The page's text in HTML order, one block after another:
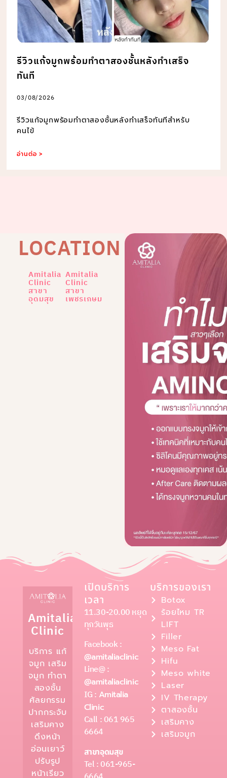
รีวิวแก้จมูกพร้อมทำตาสองชั้นหลังทำเสร็จ
ทันที
03/08/2026
รีวิวแก้จมูกพร้อมทำตาสองชั้นหลังทำเสร็จทันทีสำหรับ
คนไข้
อ่านต่อ >
LOCATION
Amitalia
Clinic
สาขา
อุดมสุข
Amitalia
Clinic
สาขา
เพชรเกษม
Amitalia
Clinic
บริการ แก้
จมูก เสริม
จมูก ทำตา
สองชั้น
ศัลยกรรม
ปากกระจับ
เสริมคาง
ดึงหน้า
อ่อนเยาว์
ปรับรูป
หน้าเรียว
เปิดบริการ
เวลา
11.30-20.00 หยุด
ทุกวันพุธ
Facebook :
@amitaliaclinic
Line@ :
@amitaliaclinic
IG : Amitalia
Clinic
Call : 061 965
6664
สาขาอุดมสุข
Tel : 061-965-
บริการของเรา
Botox
ร้อยไหม TR
LIFT
Filler
Meso Fat
Hifu
Meso white
Laser
IV Therapy
ตาสองชั้น
เสริมคาง
เสริมจมูก